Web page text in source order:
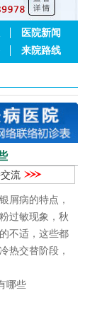
医院新闻
来院路线
流
屑病的特点，
过敏现象，秋
不适，这些都
热交替阶段，